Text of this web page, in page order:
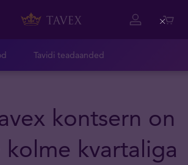
Tavidi teadaanded
kontsern on
kolme kvartaliga
Close